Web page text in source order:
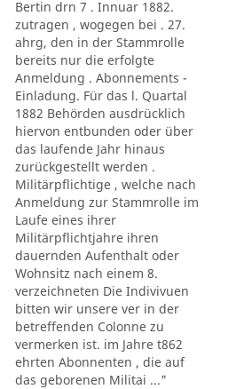
Bertin drn 7 . Innuar 1882.
zutragen , wogegen bei . 27.
ahrg, den in der Stammrolle
bereits nur die erfolgte
Anmeldung . Abonnements -
Einladung. Für das l. Quartal
1882 Behörden ausdrücklich
hiervon entbunden oder über
das laufende Jahr hinaus
zurückgestellt werden .
Militärpflichtige , welche nach
Anmeldung zur Stammrolle im
Laufe eines ihrer
Militärpflichtjahre ihren
dauernden Aufenthalt oder
Wohnsitz nach einem 8.
verzeichneten Die Indivivuen
bitten wir unsere ver in der
betreffenden Colonne zu
vermerken ist. im Jahre t862
ehrten Abonnenten , die auf
das geborenen Militai ..."